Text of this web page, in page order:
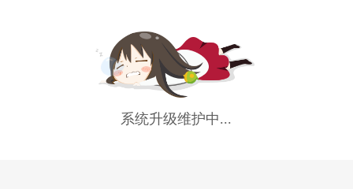
系统升级维护中...